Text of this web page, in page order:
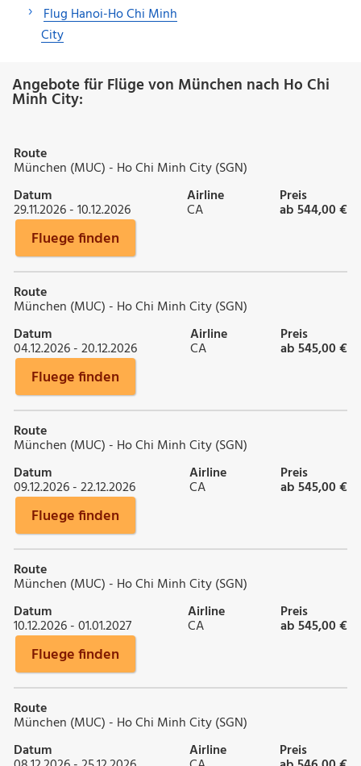
Flug Hanoi-Ho Chi Minh
City
Angebote für Flüge von München nach Ho Chi
Minh City:
Route
München (MUC) - Ho Chi Minh City (SGN)
Datum
29.11.2026 - 10.12.2026
Airline
CA
Preis
ab 544,00 €
Fluege finden
Route
München (MUC) - Ho Chi Minh City (SGN)
Datum
04.12.2026 - 20.12.2026
Airline
CA
Preis
ab 545,00 €
Fluege finden
Route
München (MUC) - Ho Chi Minh City (SGN)
Datum
09.12.2026 - 22.12.2026
Airline
CA
Preis
ab 545,00 €
Fluege finden
Route
München (MUC) - Ho Chi Minh City (SGN)
Datum
10.12.2026 - 01.01.2027
Airline
CA
Preis
ab 545,00 €
Fluege finden
Route
München (MUC) - Ho Chi Minh City (SGN)
Datum
Airline Preis